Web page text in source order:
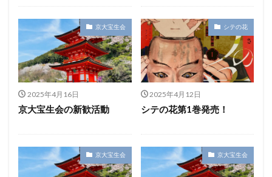
京大宝生会
2025年4月16日
京大宝生会の新歓活動
シテの花
2025年4月12日
シテの花第1巻発売！
京大宝生会 京大宝生会